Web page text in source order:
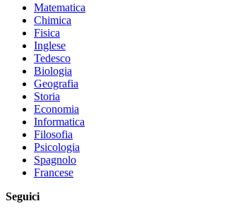
Matematica
Chimica
Fisica
Inglese
Tedesco
Biologia
Geografia
Storia
Economia
Informatica
Filosofia
Psicologia
Spagnolo
Francese
Seguici